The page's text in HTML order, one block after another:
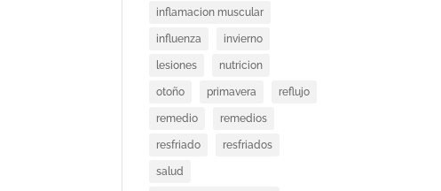
inflamacion muscular
influenza invierno
lesiones nutricion
otoño primavera reflujo
remedio remedios
resfriado resfriados
salud